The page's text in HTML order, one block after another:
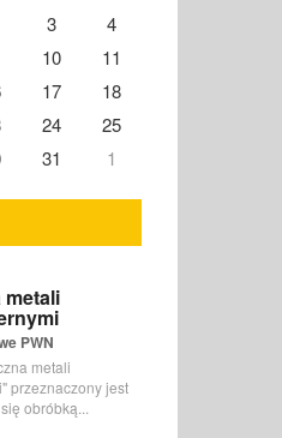
3
4
10
11
17
18
24
25
31 1
PWN
metali
przeznaczony jest
obróbką...